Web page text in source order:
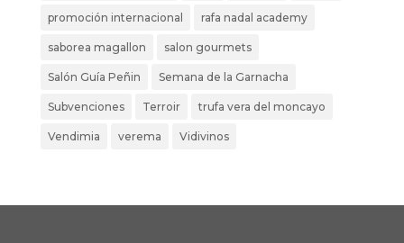
promoción internacional rafa nadal academy
saborea magallon salon gourmets
Salón Guía Peñin Semana de la Garnacha
Subvenciones Terroir trufa vera del moncayo
Vendimia verema Vidivinos